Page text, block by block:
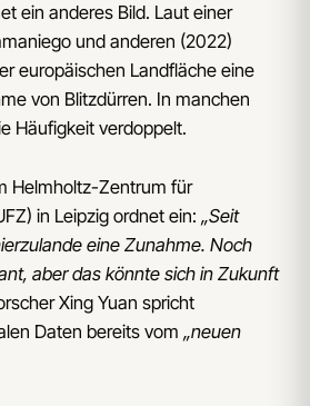
ein anderes Bild. Laut einer
und anderen (2022)
europäischen Landfläche eine
von Blitzdürren. In manchen
Häufigkeit verdoppelt.
Helmholtz-Zentrum für
in Leipzig ordnet ein: „Seit
eine Zunahme. Noch
aber das könnte sich in Zukunft
Xing Yuan spricht
Daten bereits vom „neuen